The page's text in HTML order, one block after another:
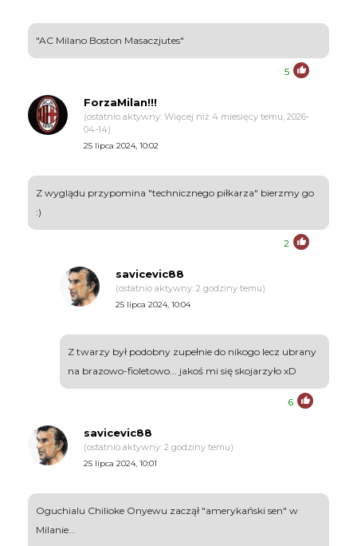
"AC Milano Boston Masaczjutes"
5
ForzaMilan!!!
(ostatnio aktywny: Więcej niż 4 miesięcy temu, 2026-
04-14)
25 lipca 2024, 10:02
Z wyglądu przypomina "technicznego piłkarza" bierzmy go
:)
2
savicevic88
(ostatnio aktywny: 2 godziny temu)
25 lipca 2024, 10:04
Z twarzy był podobny zupełnie do nikogo lecz ubrany
na brazowo-fioletowo... jakoś mi się skojarzyło xD
6
savicevic88
(ostatnio aktywny: 2 godziny temu)
25 lipca 2024, 10:01
Oguchialu Chilioke Onyewu zaczął "amerykański sen" w
Milanie...